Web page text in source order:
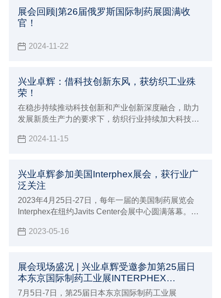
展会回顾|第26届俄罗斯国际制药展圆满收
官！
2024-11-22
兴业卓辉：借科技创新东风，获纺织工业殊
荣！
在稳步持续推动科技创新和产业创新深度融合，助力
发展新质生产力的要求下，纺织行业持续加大科技创
科技赋能。
2024-11-15
兴业卓辉参加美国Interphex展会，获行业广
泛关注
2023年4月25日-27日，每年一届的美国制药展览会
Interphex在纽约Javits Center会展中心圆满落幕。兴
推进海外市场的实力。
2023-05-16
展会现场盛况 | 兴业卓辉受邀参加第25届日
本东京国际制药工业展INTERPHEX
WEEK！
7月5日-7日，第25届日本东京国际制药工业展